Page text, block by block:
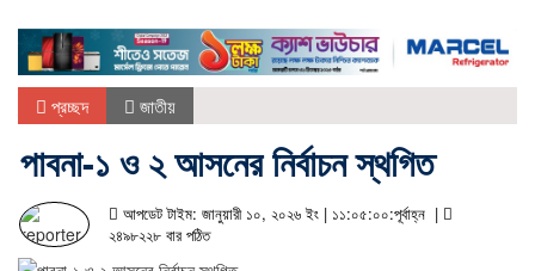
প্রচ্ছদ জাতীয়
পাবনা-১ ও ২ আসনের নির্বাচন স্থগিত
আপডেট টাইম: জানুয়ারী ১০, ২০২৬ ইং | ১১:০৫:০০:পূর্বাহ্ন |
২৪৯৮২২৮ বার পঠিত